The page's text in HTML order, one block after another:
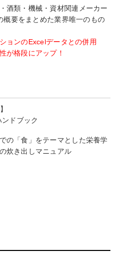
酒類・機械・資材関連メーカー
概要をまとめた業界唯一のもの
ョンのExcelデータとの併用
が格段にアップ！
ドブック
の「食」をテーマとした栄養学
炊き出しマニュアル